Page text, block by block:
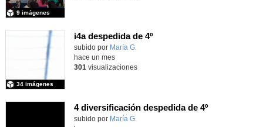
9 imágenes
i4a despedida de 4º
Contenido educativo.
subido por María G.
34 imágenes
hace un mes
301 visualizaciones
4 diversificación despedida de 4º
Contenido educativo.
subido por María G.